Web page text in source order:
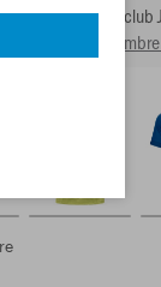
que membre du club
Devenir